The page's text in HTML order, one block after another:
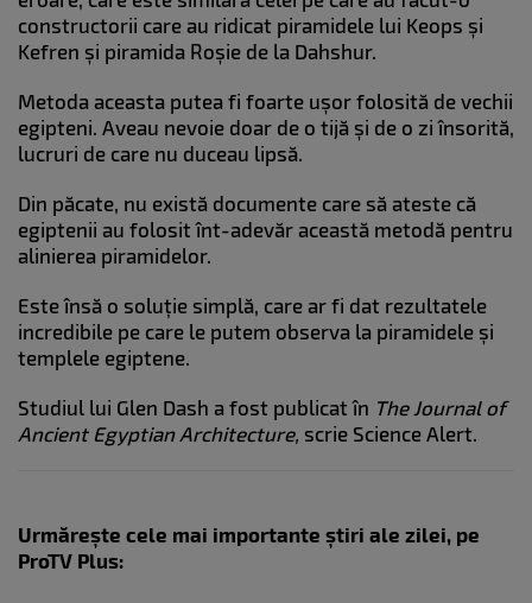
constructorii care au ridicat piramidele lui Keops și
Kefren și piramida Roșie de la Dahshur.
Metoda aceasta putea fi foarte ușor folosită de vechii
egipteni. Aveau nevoie doar de o tijă și de o zi însorită,
lucruri de care nu duceau lipsă.
Din păcate, nu există documente care să ateste că
egiptenii au folosit înt-adevăr această metodă pentru
alinierea piramidelor.
Este însă o soluție simplă, care ar fi dat rezultatele
incredibile pe care le putem observa la piramidele și
templele egiptene.
Studiul lui Glen Dash a fost publicat în The Journal of
Ancient Egyptian Architecture, scrie Science Alert.
Urmărește cele mai importante știri ale zilei, pe
ProTV Plus: